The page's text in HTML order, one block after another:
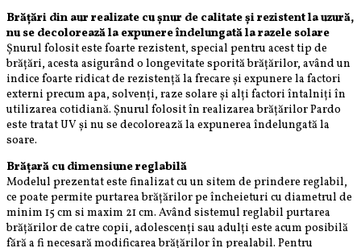
Brățări din aur realizate cu șnur de calitate și rezistent la uzură,
nu se decolorează la expunere îndelungată la razele solare
Șnurul folosit este foarte rezistent, special pentru acest tip de
brățări, acesta asigurând o longevitate sporită brățărilor, având un
indice foarte ridicat de rezistență la frecare și expunere la factori
externi precum apa, solvenți, raze solare și alți factori întalniți în
utilizarea cotidiană. Șnurul folosit în realizarea brățărilor Pardo
este tratat UV și nu se decolorează la expunerea îndelungată la
soare.
Brățară cu dimensiune reglabilă
Modelul prezentat este finalizat cu un sitem de prindere reglabil,
ce poate permite purtarea brățărilor pe încheieturi cu diametrul de
minim 15 cm si maxim 21 cm. Având sistemul reglabil purtarea
brățărilor de catre copii, adolescenți sau adulți este acum posibilă
fără a fi necesară modificarea brățărilor în prealabil. Pentru